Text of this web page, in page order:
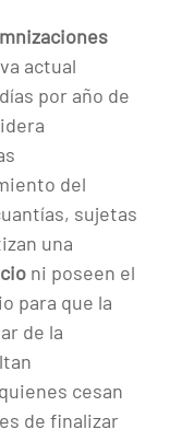
actual
por año de
del
sujetas
una
ni poseen el
para que la
de la
cesan
de finalizar